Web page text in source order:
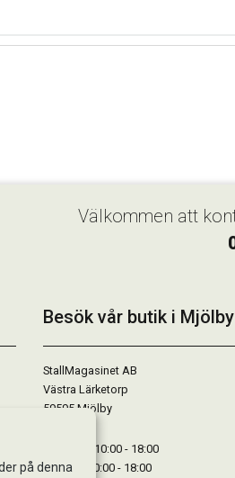
Välkommen att
Besök vår butik i Mjölby
StallMagasinet AB
Västra Lärketorp
59595 Mjölby
Måndag : 10:00 - 18:00
Tisdag : 10:00 - 18:00
på denna